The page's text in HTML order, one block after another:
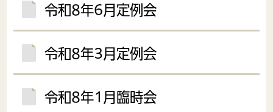
令和8年6月定例会
令和8年3月定例会
令和8年1月臨時会